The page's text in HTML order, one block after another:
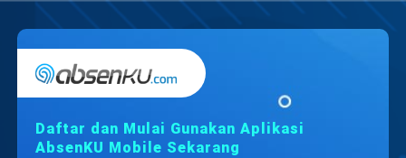
Daftar dan Mulai Gunakan Aplikasi
AbsenKU Mobile Sekarang